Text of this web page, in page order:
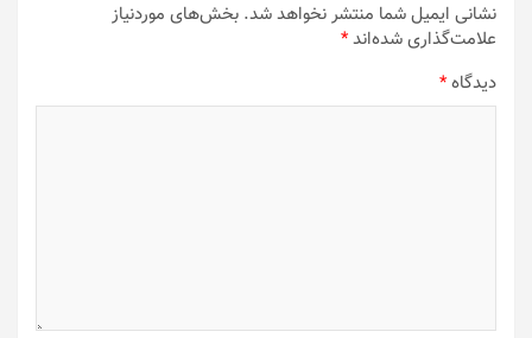
نشانی ایمیل شما منتشر نخواهد شد. بخش‌های موردنیاز
علامت‌گذاری شده‌اند*
دیدگاه*